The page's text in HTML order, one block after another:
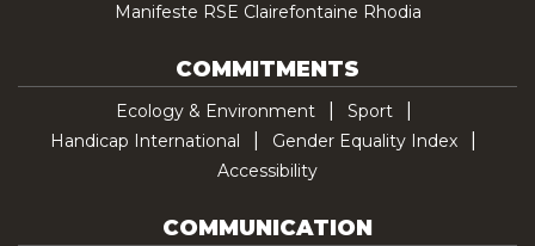
Manifeste RSE Clairefontaine Rhodia
COMMITMENTS
Ecology & Environment
Sport
Handicap International
Gender Equality Index
Accessibility
COMMUNICATION